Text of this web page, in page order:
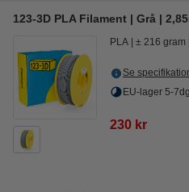
123-3D PLA Filament | Grå |
PLA ± 216 gram
Se
EU-lager 5-
230 kr